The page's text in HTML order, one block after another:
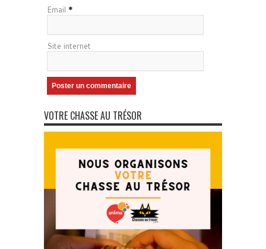
Email *
Site internet
VOTRE CHASSE AU TRÉSOR